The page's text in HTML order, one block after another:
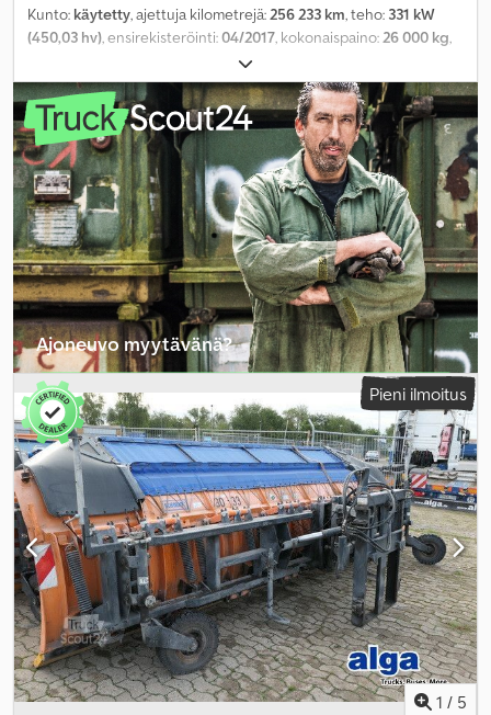
Kunto: käytetty, ajettuja kilometrejä:256 233 km, teho: 331 kW
(450,03 hv), ensirekisteröinti:04/2017, kokonaispaino:26 000 kg,
sininen
vaihteistotyyppi:automaattinen, päästöluokka:Euro 6,
kuormatilan tilavuus:
12 m³, lastitilan leveys:2 490 mm, kuormatilan
pituus:4 980 mm, kuormatilan korkeus:920 mm, kokonaispituus:
8 100 mm, kokonaisleveys: , kokonaiskorkeus: 3 450 mm,
Varusteet:ABS, ilmastointi, navigointijärjestelmä, neliveto
Ajoneuvo myytävänä?
Pieni ilmoitus
1 / 5